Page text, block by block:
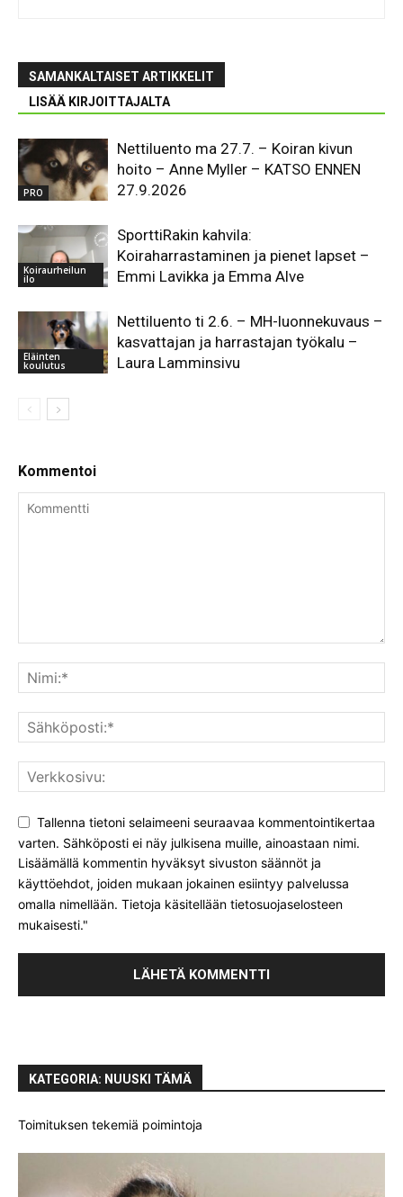
SAMANKALTAISET ARTIKKELIT
LISÄÄ KIRJOITTAJALTA
PRO
Nettiluento ma 27.7. – Koiran kivun
hoito – Anne Myller – KATSO ENNEN
27.9.2026
Koiraurheilun
ilo
SporttiRakin kahvila:
Koiraharrastaminen ja pienet lapset –
Emmi Lavikka ja Emma Alve
Eläinten
koulutus
Nettiluento ti 2.6. – MH-luonnekuvaus –
kasvattajan ja harrastajan työkalu –
Laura Lamminsivu
Kommentoi
Tallenna tietoni selaimeeni seuraavaa kommentointikertaa
varten. Sähköposti ei näy julkisena muille, ainoastaan nimi.
Lisäämällä kommentin hyväksyt sivuston säännöt ja
käyttöehdot, joiden mukaan jokainen esiintyy palvelussa
omalla nimellään. Tietoja käsitellään tietosuojaselosteen
mukaisesti."
KATEGORIA: NUUSKI TÄMÄ
Toimituksen tekemiä poimintoja